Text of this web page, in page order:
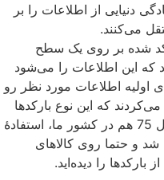
دنیایی از اطلاعات را بر
می‌کنند.
کد شده بر روی یک سطح
که این اطلاعات را می‌شود
اولیه اطلاعات مورد نظر رو
که این نوع بارکدها
رایج‌ترین نوع آن‌هاست و از حدود سال 75 هم در کشور ما، استفادهٔ
و حتما روی کالاهای
را دیده‌اید.